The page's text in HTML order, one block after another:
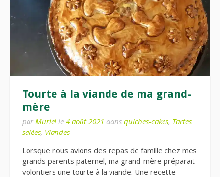
Tourte à la viande de ma grand-
mère
par Muriel le 4 août 2021 dans quiches-cakes, Tartes
salées, Viandes
Lorsque nous avions des repas de famille chez mes
grands parents paternel, ma grand-mère préparait
volontiers une tourte à la viande. Une recette